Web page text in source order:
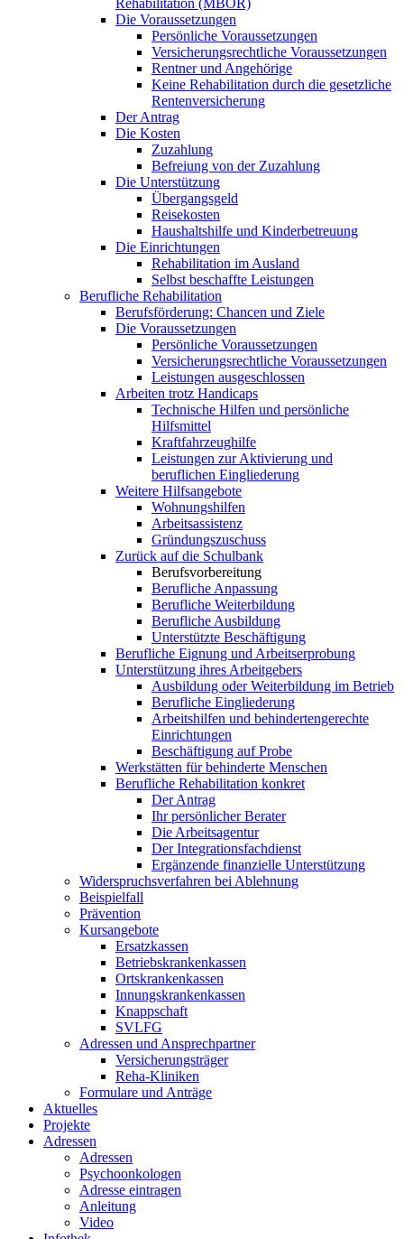
Die Voraussetzungen
Persönliche Voraussetzungen
Versicherungsrechtliche Voraussetzungen
Rentner und Angehörige
Keine Rehabilitation durch die gesetzliche
Rentenversicherung
Der Antrag
Die Kosten
Zuzahlung
Befreiung von der Zuzahlung
Die Unterstützung
Übergangsgeld
Reisekosten
Haushaltshilfe und Kinderbetreuung
Die Einrichtungen
Rehabilitation im Ausland
Selbst beschaffte Leistungen
Berufliche Rehabilitation
Berufsförderung: Chancen und Ziele
Die Voraussetzungen
Persönliche Voraussetzungen
Versicherungsrechtliche Voraussetzungen
Leistungen ausgeschlossen
Arbeiten trotz Handicaps
Technische Hilfen und persönliche
Hilfsmittel
Kraftfahrzeughilfe
Leistungen zur Aktivierung und
beruflichen Eingliederung
Weitere Hilfsangebote
Wohnungshilfen
Arbeitsassistenz
Gründungszuschuss
Zurück auf die Schulbank
Berufsvorbereitung
Berufliche Anpassung
Berufliche Weiterbildung
Berufliche Ausbildung
Unterstützte Beschäftigung
Berufliche Eignung und Arbeitserprobung
Unterstützung ihres Arbeitgebers
Ausbildung oder Weiterbildung im Betrieb
Berufliche Eingliederung
Arbeitshilfen und behindertengerechte
Einrichtungen
Beschäftigung auf Probe
Werkstätten für behinderte Menschen
Berufliche Rehabilitation konkret
Der Antrag
Ihr persönlicher Berater
Die Arbeitsagentur
Der Integrationsfachdienst
Ergänzende finanzielle Unterstützung
Widerspruchsverfahren bei Ablehnung
Beispielfall
Prävention
Kursangebote
Ersatzkassen
Betriebskrankenkassen
Ortskrankenkassen
Innungskrankenkassen
Knappschaft
SVLFG
Adressen und Ansprechpartner
Versicherungsträger
Reha-Kliniken
Formulare und Anträge
Aktuelles
Projekte
Adressen
Adressen
Psychoonkologen
Adresse eintragen
Anleitung
Video